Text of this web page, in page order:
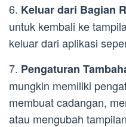
6. Keluar dari Bagian
untuk kembali ke
keluar dari aplikasi
7. Pengaturan
mungkin memiliki
membuat cadangan,
atau mengubah